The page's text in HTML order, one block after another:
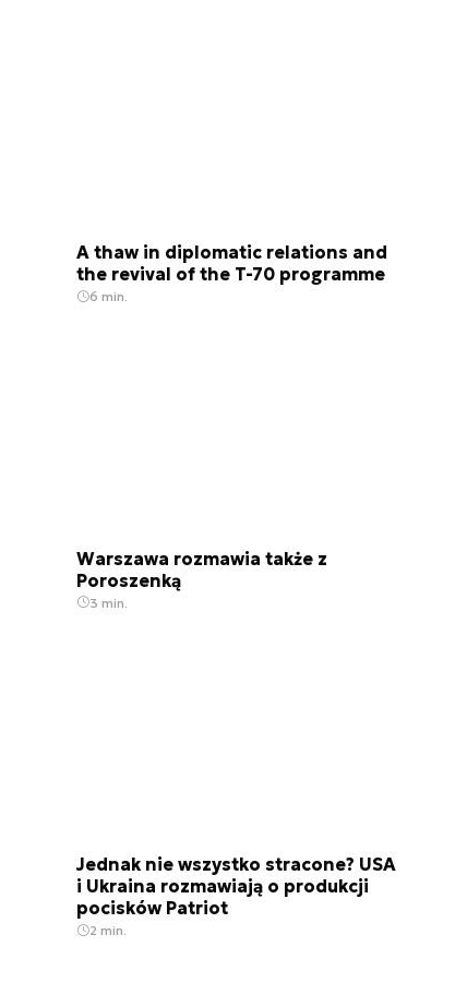
A thaw in diplomatic relations and
the revival of the T-70 programme
6 min.
Warszawa rozmawia także z
Poroszenką
3 min.
Jednak nie wszystko stracone? USA
i Ukraina rozmawiają o produkcji
pocisków Patriot
2 min.